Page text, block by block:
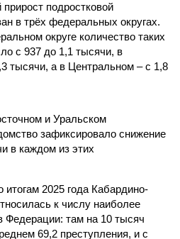
подростковой
в трёх федеральных округах.
округе количество таких
с 937 до 1,1 тысячи, в
тысячи, а в Центральном – с 1,8
и Уральском
зафиксировало снижение
в каждом из этих
2025 года Кабардино-
к числу наиболее
Федерации: там на 10 тысяч
69,2 преступления, и с